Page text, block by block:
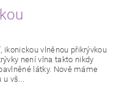
ikonickou vlněnou přikrývkou
není vlna takto nikdy
látky. Nově máme
u vš...